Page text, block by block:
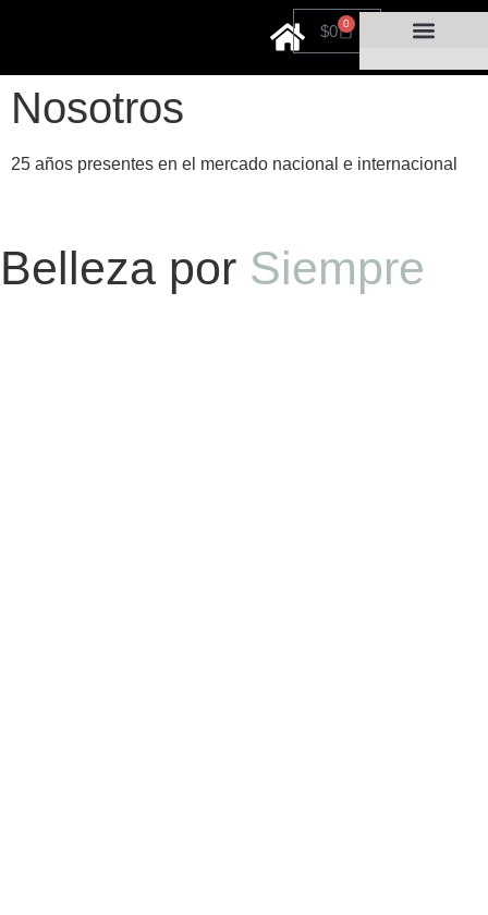
$0 0
Nosotros
25 años presentes en el mercado nacional e internacional
Belleza por Siempre